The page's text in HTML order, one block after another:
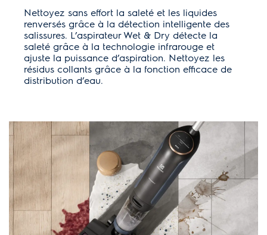
Nettoyez sans effort la saleté et les liquides
renversés grâce à la détection intelligente des
salissures. L’aspirateur Wet & Dry détecte la
saleté grâce à la technologie infrarouge et
ajuste la puissance d’aspiration. Nettoyez les
résidus collants grâce à la fonction efficace de
distribution d’eau.